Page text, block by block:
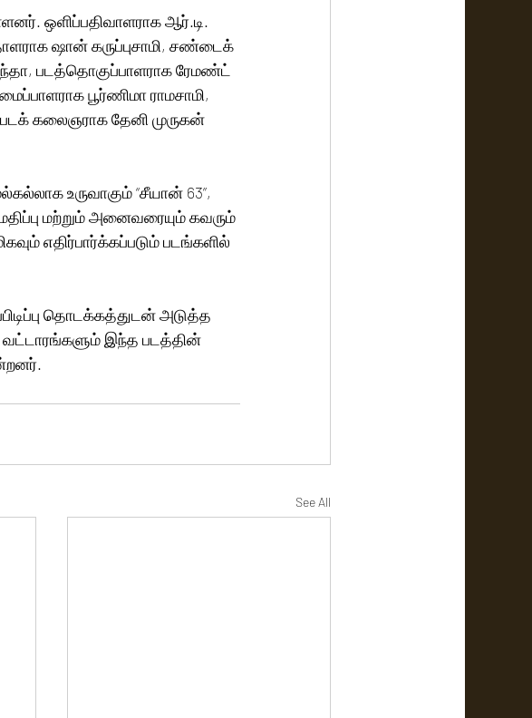
ஒளிப்பதிவாளராக ஆர்.டி.
ஷான் கருப்புசாமி, சண்டைக்
படத்தொகுப்பாளராக ரேமண்ட்
பூர்ணிமா ராமசாமி,
கலைஞராக தேனி முருகன்
உருவாகும் “சீயான் 63”,
மற்றும் அனைவரையும் கவரும்
எதிர்பார்க்கப்படும் படங்களில்
தொடக்கத்துடன் அடுத்த
வட்டாரங்களும் இந்த படத்தின்
See All